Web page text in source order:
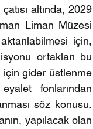
altında, 2029
Liman Müzesi
için,
ortakları bu
için gider üstlenme
fonlarından
söz konusu.
yapılacak olan